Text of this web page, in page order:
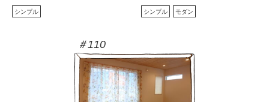
シンプル シンプル モダン
＃110